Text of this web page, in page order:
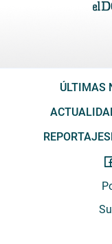
ÚLTIMAS
REPORTAJES